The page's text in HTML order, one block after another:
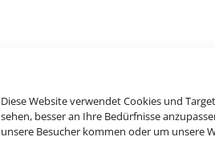
Diese Website verwendet Cookies und
sehen, besser an Ihre Bedürfnisse
unsere Besucher kommen oder um unsere